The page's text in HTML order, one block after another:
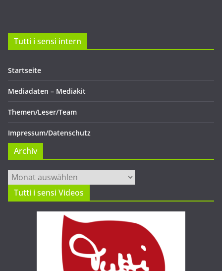
Tutti i sensi intern
Startseite
Mediadaten – Mediakit
Themen/Leser/Team
Impressum/Datenschutz
Archiv
Archiv
Tutti i sensi Videos